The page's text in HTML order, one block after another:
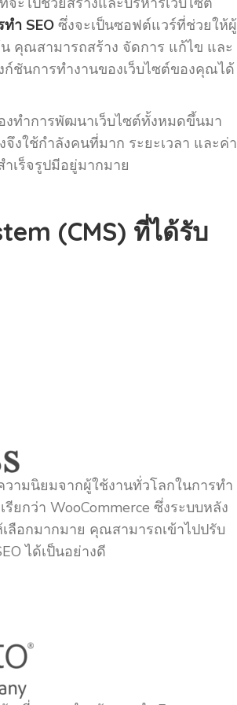
ำ SEO ซึ่งจะเป็นซอฟต์แวร์ที่ช่วยให้ผู้
คุณสามารถสร้าง จัดการ แก้ไข และ
ชันการทำงานของเว็บไซต์ของคุณได้
งทำการพัฒนาเว็บไซต์ทั้งหมดขึ้นมา
งใช้กำลังคนที่มาก ระยะเวลา และค่า
เร็จรูปมีอยู่มากมาย
(CMS) ที่ได้รับ
วามนิยมจากผู้ใช้งานทั่วโลกในการทำ
ยกว่า WooCommerce ซึ่งระบบหลัง
ลือกมากมาย คุณสามารถเข้าไปปรับ
ได้เป็นอย่างดี